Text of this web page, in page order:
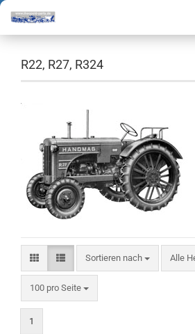
R22, R27, R324
Sortieren nach
Sortieren nach Alle
100 pro Seite
pro Seite
1